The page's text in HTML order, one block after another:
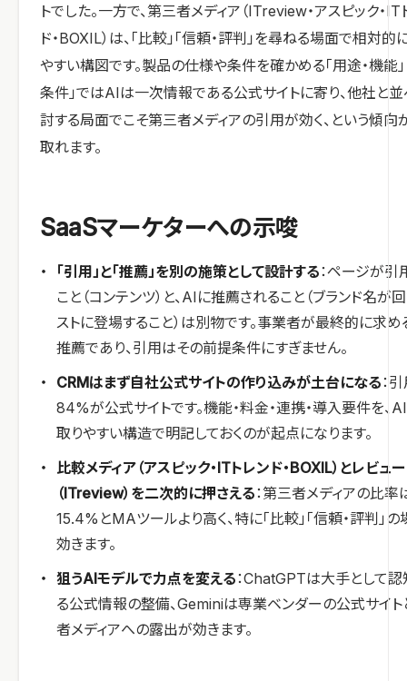
トでした。一方で、第三者メディア（ITreview・アスピック・IT
ド・BOXIL）は、「比較」「信頼・評判」を尋ねる場面で相対的
やすい構図です。製品の仕様や条件を確かめる「用途・機能」
条件」ではAIは一次情報である公式サイトに寄り、他社と
討する局面でこそ第三者メディアの引用が効く、という傾向
取れます。
SaaSマーケターへの示唆
「引用」と「推薦」を別の施策として設計する：ページが引
こと（コンテンツ）と、AIに推薦されること（ブランド名が
ストに登場すること）は別物です。事業者が最終的に求め
推薦であり、引用はその前提条件にすぎません。
CRMはまず自社公式サイトの作り込みが土台になる：
84%が公式サイトです。機能・料金・連携・導入要件を、
取りやすい構造で明記しておくのが起点になります。
比較メディア（アスピック・ITトレンド・BOXIL）とレビュー
（ITreview）を二次的に押さえる：第三者メディアの比率
15.4%とMAツールより高く、特に「比較」「信頼・評判」
効きます。
狙うAIモデルで力点を変える：ChatGPTは大手として認
る公式情報の整備、Geminiは専業ベンダーの公式サイト
者メディアへの露出が効きます。